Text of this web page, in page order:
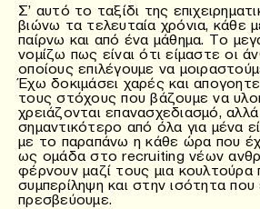
Σ’ αυτό το ταξίδι της
βιώνω τα τελευταία χρόνια, κάθε
παίρνω και από ένα μάθημα. Το
νομίζω πως είναι ότι είμαστε οι
οποίους επιλέγουμε να
Έχω δοκιμάσει χαρές και
τους στόχους που βάζουμε να
χρειάζονται επανασχεδιασμό,
σημαντικότερο από όλα για μένα
με το παραπάνω η κάθε ώρα που
ως ομάδα στο recruiting νέων
φέρνουν μαζί τους μια κουλτούρα
συμπερίληψη και στην ισότητα που
πρεσβεύουμε.